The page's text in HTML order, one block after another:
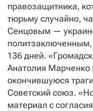
правозащитника,
тюрьму случайно,
Сенцовым —
политзаключенным,
136 дней.
Анатолия Марченко
окончившуюся
Советский союз.
материал с
СТАТЬ
звоните:
+7 (929) 612-03-68